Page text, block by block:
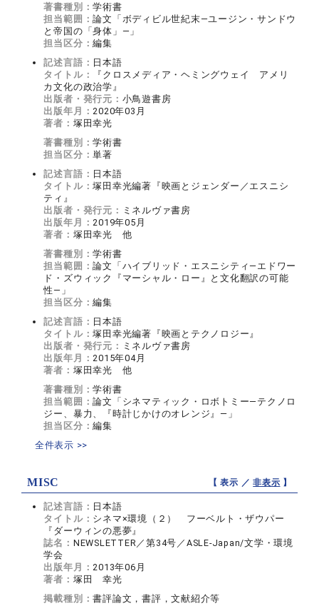
著書種別：学術書
担当範囲：論文「ボディビル世紀末―ユージン・サンドウ
と帝国の「身体」―」
担当区分：編集
記述言語： 日本語
タイトル：
『クロスメディア・ヘミングウェイ アメリ
カ文化の政治学』
出版者・発行元： 小鳥遊書房
出版年月： 2020年03月
著者： 塚田幸光
著書種別：学術書
担当区分：単著
記述言語： 日本語
タイトル：塚田幸光編著『映画とジェンダー／エスニシ
ティ』
出版者・発行元： ミネルヴァ書房
出版年月： 2019年05月
著者： 塚田幸光 他
著書種別：学術書
担当範囲：論文「ハイブリッド・エスニシティ—エドワー
ド・ズウィック『マーシャル・ロー』と文化翻訳の可能
性—」
担当区分：編集
記述言語： 日本語
タイトル：塚田幸光編著『映画とテクノロジー』
出版者・発行元： ミネルヴァ書房
出版年月： 2015年04月
著者： 塚田幸光 他
著書種別：学術書
担当範囲：論文「シネマティック・ロボトミー—テクノロ
ジー、暴力、『時計じかけのオレンジ』—」
担当区分：編集
全件表示 >>
MISC 【 表示 ／非表示 】
記述言語： 日本語
タイトル： シネマ×環境（２） フーベルト・ザウパー
『ダーウィンの悪夢』
誌名： NEWSLETTER／第34号／ASLE-Japan/文学・環境
学会
出版年月： 2013年06月
著者： 塚田 幸光
掲載種別：書評論文，書評，文献紹介等